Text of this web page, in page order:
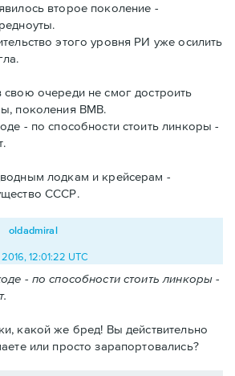
второе поколение -
этого уровня РИ уже осилить
очереди не смог достроить
поколения ВМВ.
- по способности стоить линкоры -
лодкам и крейсерам -
СССР.
oldadmiral
12:01:22 UTC
- по способности стоить линкоры -
какой же бред! Вы действительно
или просто зарапортовались?